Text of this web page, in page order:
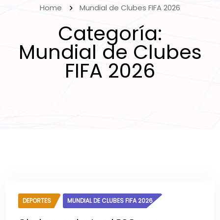
Home Mundial de Clubes FIFA 2026
Categoría:
Mundial de Clubes
FIFA 2026
DEPORTES MUNDIAL DE CLUBES FIFA 2026